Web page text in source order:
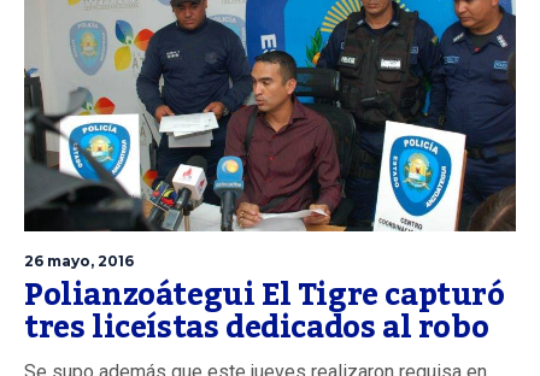
26 mayo, 2016
Polianzoátegui El Tigre capturó
tres liceístas dedicados al robo